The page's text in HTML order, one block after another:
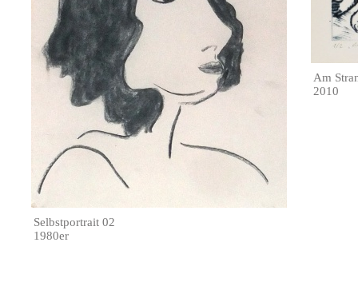
Selbstportrait 02
1980er
Am
2010